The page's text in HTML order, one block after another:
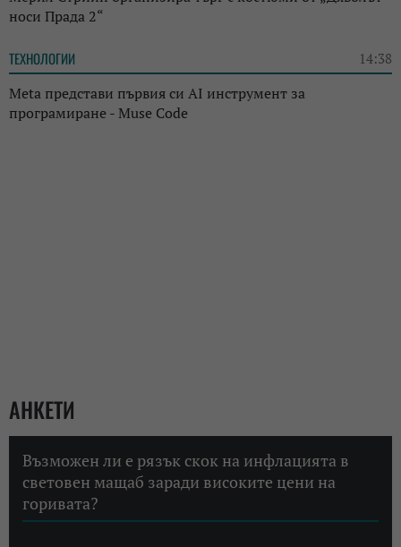
носи Прада 2“
ТЕХНОЛОГИИ 14:38
Meta представи първия си AI инструмент за
програмиране - Muse Code
АНКЕТИ
Възможен ли е рязък скок на инфлацията в
световен мащаб заради високите цени на
горивата?